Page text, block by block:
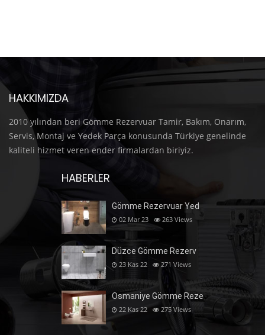
HAKKIMIZDA
2010 yılından beri Gömme Rezervuar Tamir, Bakım, Onarım,
Servis, Montaj ve Yedek Parça konusunda Türkiye genelinde
kaliteli hizmet veren ender firmalardan biriyiz.
HABERLER
Gömme Rezervuar Yed
02 Mar 23 263 Views
Düzce Gömme Rezerv
23 Kas 22 271 Views
Osmaniye Gömme Reze
22 Kas 22 275 Views